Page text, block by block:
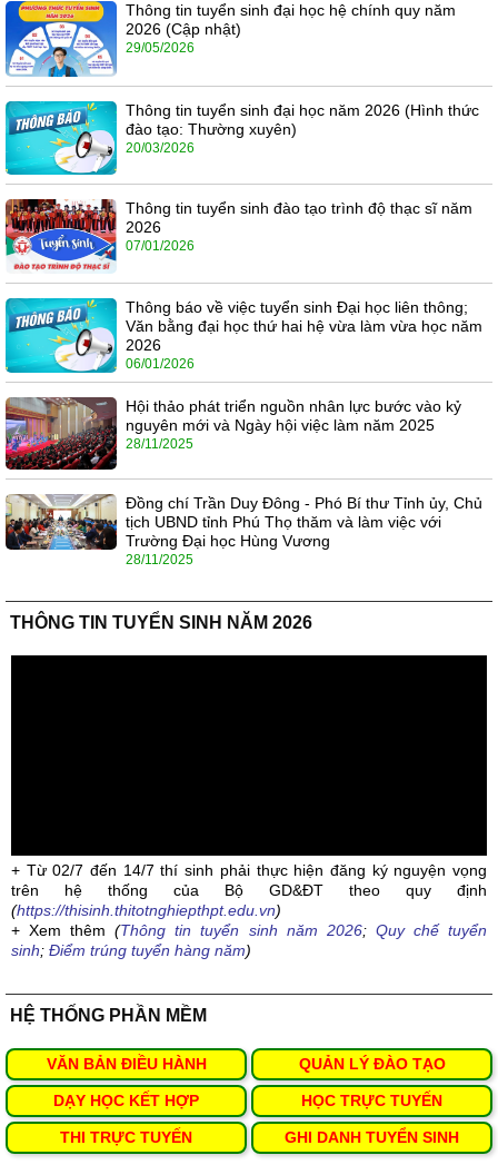
Thông tin tuyển sinh đại học hệ chính quy năm
2026 (Cập nhật)
29/05/2026
Thông tin tuyển sinh đại học năm 2026 (Hình thức
đào tạo: Thường xuyên)
20/03/2026
Thông tin tuyển sinh đào tạo trình độ thạc sĩ năm
2026
07/01/2026
Thông báo về việc tuyển sinh Đại học liên thông;
Văn bằng đại học thứ hai hệ vừa làm vừa học năm
2026
06/01/2026
Hội thảo phát triển nguồn nhân lực bước vào kỷ
nguyên mới và Ngày hội việc làm năm 2025
28/11/2025
Đồng chí Trần Duy Đông - Phó Bí thư Tỉnh ủy, Chủ
tịch UBND tỉnh Phú Thọ thăm và làm việc với
Trường Đại học Hùng Vương
28/11/2025
THÔNG TIN TUYỂN SINH NĂM 2026
+ Từ 02/7 đến 14/7 thí sinh phải thực hiện đăng ký nguyện vọng
trên hệ thống của Bộ GD&ĐT theo quy định
(https://thisinh.thitotnghiepthpt.edu.vn)
+ Xem thêm(Thông tin tuyển sinh năm 2026; Quy chế tuyển
sinh; Điểm trúng tuyển hàng năm)
HỆ THỐNG PHẦN MỀM
VĂN BẢN ĐIỀU HÀNH QUẢN LÝ ĐÀO TẠO
DẠY HỌC KẾT HỢP HỌC TRỰC TUYẾN
THI TRỰC TUYẾN GHI DANH TUYỂN SINH